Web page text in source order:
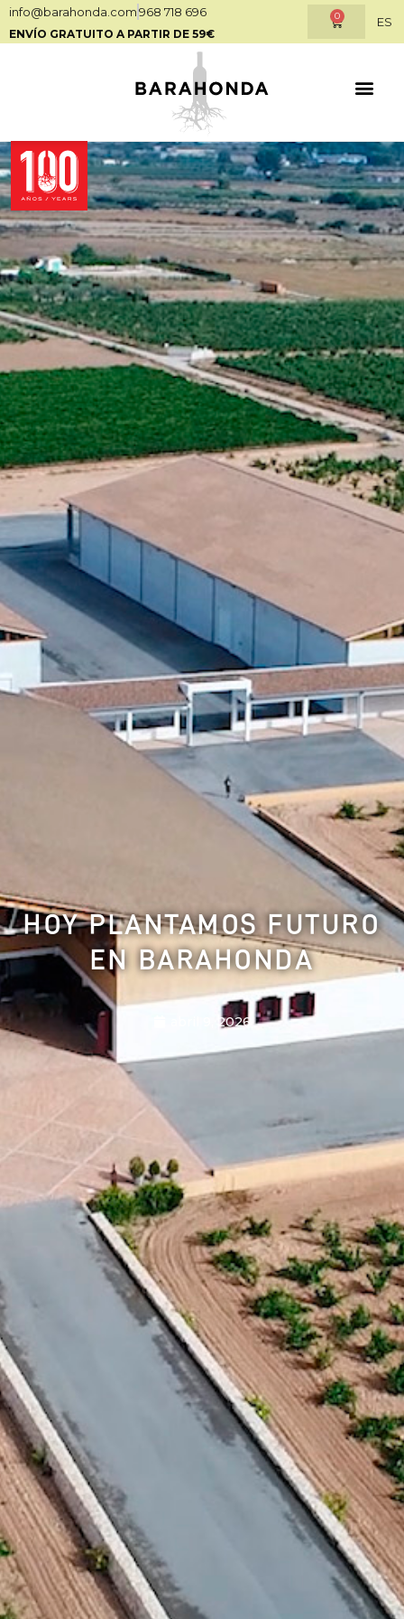
info@barahonda.com968 718 696
ENVÍO GRATUITO A PARTIR DE 59€
0 ES
HOY PLANTAMOS FUTURO
EN BARAHONDA
abril 9, 2026